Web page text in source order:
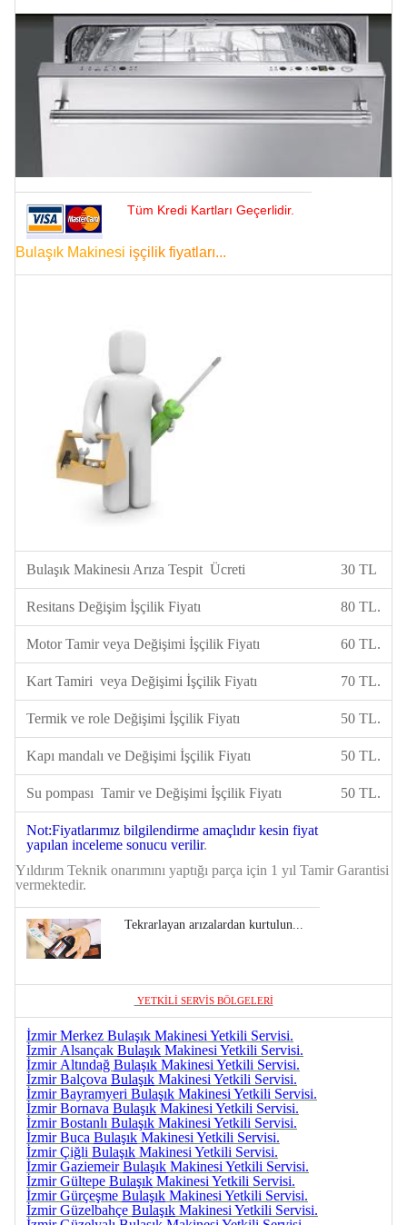
Tüm Kredi Kartları Geçerlidir.
Bulaşık Makinesi işçilik fiyatları...
Bulaşık Makinesiı Arıza Tespit Ücreti 30 TL
Resitans Değişim İşçilik Fiyatı 80 TL.
Motor Tamir veya Değişimi İşçilik Fiyatı 60 TL.
Kart Tamiri veya Değişimi İşçilik Fiyatı 70 TL.
Termik ve role Değişimi İşçilik Fiyatı 50 TL.
Kapı mandalı ve Değişimi İşçilik Fiyatı 50 TL.
Su pompası Tamir ve Değişimi İşçilik Fiyatı 50 TL.
Not:Fiyatlarımız bilgilendirme amaçlıdır kesin fiyat
yapılan inceleme sonucu verilir.
Yıldırım Teknik onarımını yaptığı parça için 1 yıl Tamir Garantisi
vermektedir.
Tekrarlayan arızalardan kurtulun...
YETKİLİ SERVİS BÖLGELERİ
İzmir Merkez Bulaşık Makinesi Yetkili Servisi.
İzmir Alsançak Bulaşık Makinesi Yetkili Servisi.
İzmir Altındağ Bulaşık Makinesi Yetkili Servisi.
İzmir Balçova Bulaşık Makinesi Yetkili Servisi.
İzmir Bayramyeri Bulaşık Makinesi Yetkili Servisi.
İzmir Bornava Bulaşık Makinesi Yetkili Servisi.
İzmir Bostanlı Bulaşık Makinesi Yetkili Servisi.
İzmir Buca Bulaşık Makinesi Yetkili Servisi.
İzmir Çiğli Bulaşık Makinesi Yetkili Servisi.
İzmir GaziemeirBulaşık Makinesi Yetkili Servisi.
İzmir Gültepe Bulaşık Makinesi Yetkili Servisi.
İzmir Gürçeşme Bulaşık Makinesi Yetkili Servisi.
İzmir Güzelbahçe Bulaşık Makinesi Yetkili Servisi.